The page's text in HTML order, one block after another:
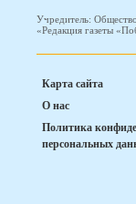
Учредитель:
«Редакция газеты
Карта сайта
О нас
Политика
персональных